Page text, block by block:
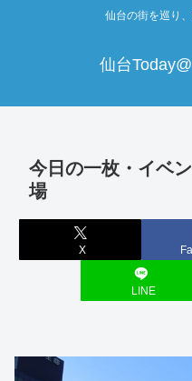
仙台の街を巡り
仙台
今日の一枚・イベ
場
X
LINE